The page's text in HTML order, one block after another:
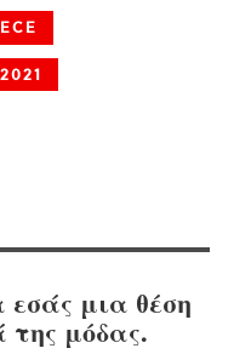
μια θέση
της μόδας.